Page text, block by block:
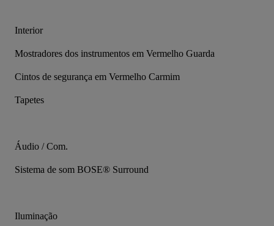
Interior
Mostradores dos instrumentos em Vermelho Guarda
Cintos de segurança em Vermelho Carmim
Tapetes
Áudio / Com.
Sistema de som BOSE® Surround
Iluminação